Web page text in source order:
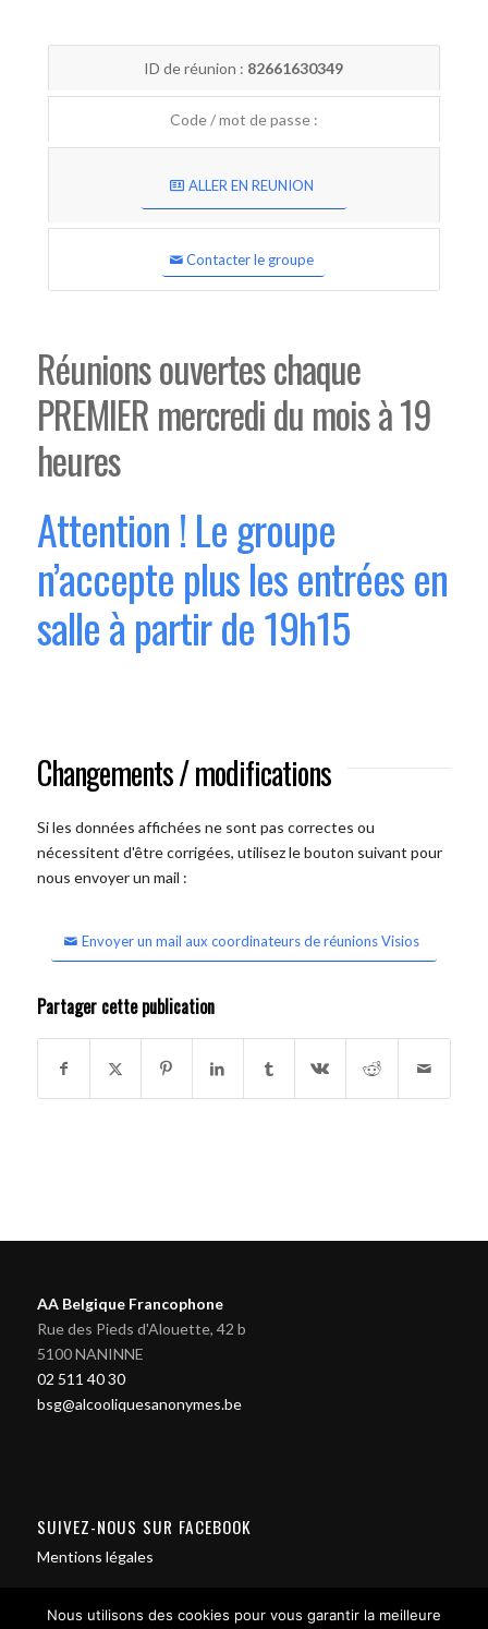
ID de réunion : 82661630349
Code / mot de passe :
ALLER EN REUNION
Contacter le groupe
Réunions ouvertes chaque
PREMIER mercredi du mois à 19
heures
Attention ! Le groupe
n’accepte plus les entrées en
salle à partir de 19h15
Changements / modifications
Si les données affichées ne sont pas correctes ou
nécessitent d'être corrigées, utilisez le bouton suivant pour
nous envoyer un mail :
Envoyer un mail aux coordinateurs de réunions Visios
Partager cette publication
AA Belgique Francophone
Rue des Pieds d'Alouette, 42 b
5100 NANINNE
02 511 40 30
bsg@alcooliquesanonymes.be
SUIVEZ-NOUS SUR FACEBOOK
Mentions légales
Nous utilisons des cookies pour vous garantir la meilleure